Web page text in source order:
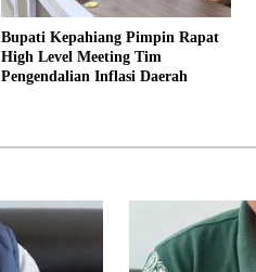
Bupati Kepahiang Pimpin Rapat
High Level Meeting Tim
Pengendalian Inflasi Daerah